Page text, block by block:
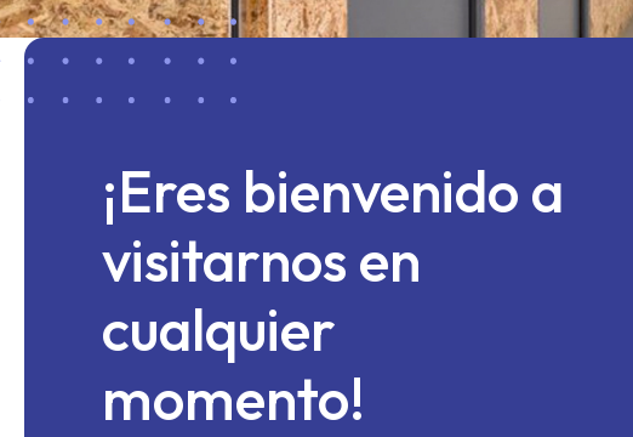
¡Eres bienvenido a
visitarnos en
cualquier
momento!